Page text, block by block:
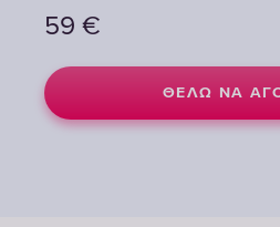
59 €
ΘΈΛΩ ΝΑ
59 €
ΘΈΛΩ ΝΑ